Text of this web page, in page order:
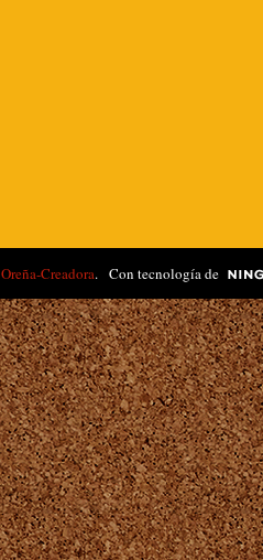
Creadora. Con tecnología de